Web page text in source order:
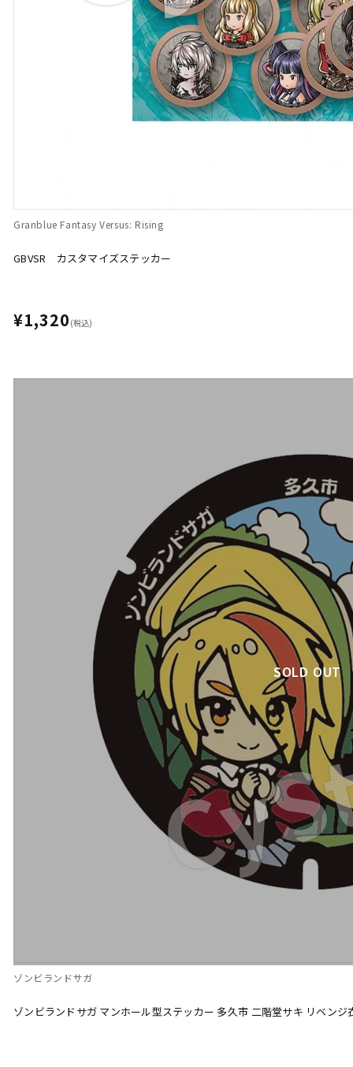
Granblue Fantasy Versus: Rising
GBVSR カスタマイズステッカー
¥1,320 (税込)
SOLD OUT
ゾンビランドサガ
ゾンビランドサガ マンホール型ステッカー 多久市 二階堂サキ リベンジ